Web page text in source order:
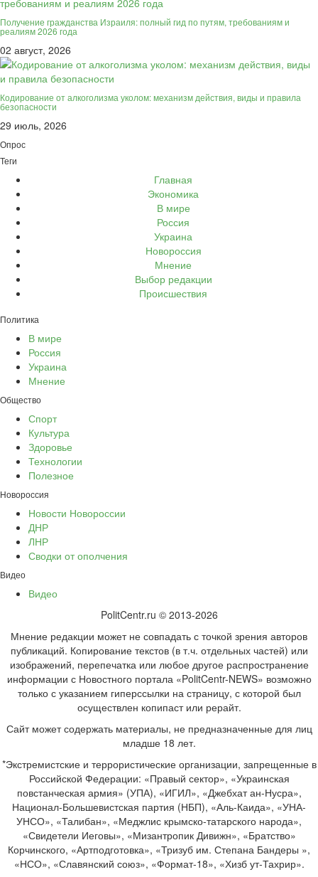
Получение гражданства Израиля: полный гид по путям, требованиям и
реалиям 2026 года
02 август, 2026
Кодирование от алкоголизма уколом: механизм действия, виды и правила
безопасности
29 июль, 2026
Опрос
Теги
Главная
Экономика
В мире
Россия
Украина
Новороссия
Мнение
Выбор редакции
Происшествия
Политика
В мире
Россия
Украина
Мнение
Общество
Спорт
Культура
Здоровье
Технологии
Полезное
Новороссия
Новости Новороссии
ДНР
ЛНР
Сводки от ополчения
Видео
Видео
PolitCentr.ru © 2013-2026
Мнение редакции может не совпадать с точкой зрения авторов
публикаций. Копирование текстов (в т.ч. отдельных частей) или
изображений, перепечатка или любое другое распространение
информации с Новостного портала «PolitCentr-NEWS» возможно
только с указанием гиперссылки на страницу, с которой был
осуществлен копипаст или рерайт.
Сайт может содержать материалы, не предназначенные для лиц
младше 18 лет.
*Экстремистские и террористические организации, запрещенные в
Российской Федерации: «Правый сектор», «Украинская
повстанческая армия» (УПА), «ИГИЛ», «Джебхат ан-Нусра»,
Национал-Большевистская партия (НБП), «Аль-Каида», «УНА-
УНСО», «Талибан», «Меджлис крымско-татарского народа»,
«Свидетели Иеговы», «Мизантропик Дивижн», «Братство»
Корчинского, «Артподготовка», «Тризуб им. Степана Бандеры »,
«НСО», «Славянский союз», «Формат-18», «Хизб ут-Тахрир».